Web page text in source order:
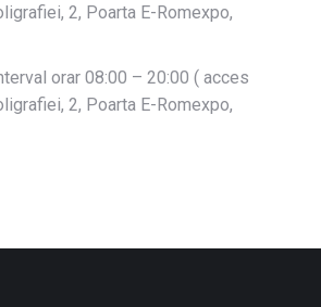
2, Poarta E-Romexpo,
orar 08:00 – 20:00 ( acces
2, Poarta E-Romexpo,